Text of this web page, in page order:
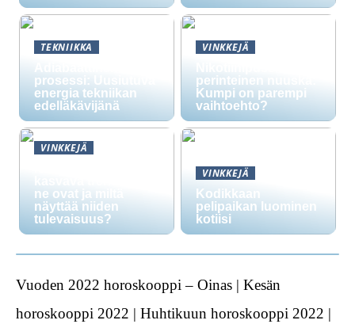
TEKNIIKKA
prosessi: Uusiutuva
energia tekniikan
edelläkävijänä
VINKKEJÄ
perinteinen nuuska:
Kumpi on parempi
vaihtoehto?
VINKKEJÄ
ne ovat ja miltä
näyttää niiden
tulevaisuus?
VINKKEJÄ
Kodikkaan
pelipaikan luominen
kotiisi
Vuoden 2022 horoskooppi – Oinas | Kesän
horoskooppi 2022 | Huhtikuun horoskooppi 2022 |